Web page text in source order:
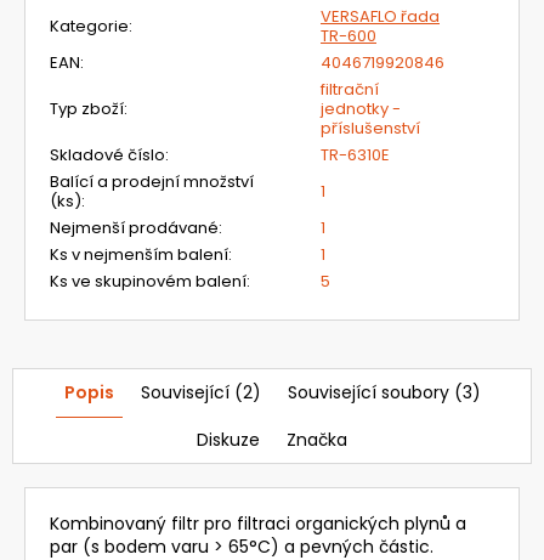
Kategorie:
VERSAFLO řada
TR-600
EAN:
4046719920846
Typ zboží:
filtrační
jednotky -
příslušenství
Skladové číslo:
TR-6310E
Balící a prodejní množství
(ks):
1
Nejmenší prodávané:
1
Ks v nejmenším balení:
1
Ks ve skupinovém balení: 5
Popis Související (2)
Související soubory (3)
Diskuze
Značka
Kombinovaný filtr pro filtraci organických plynů a
par (s bodem varu > 65°C) a pevných částic.
ZORNÍK
DÍLŮ
SYSTÉMU
CLEANAIR
498,12
Kč
Původně:
593